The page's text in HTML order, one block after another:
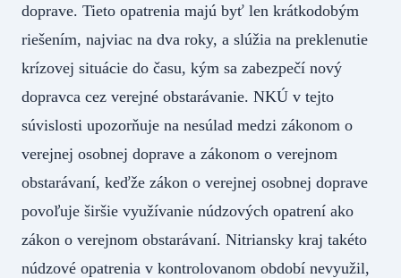
doprave. Tieto opatrenia majú byť len krátkodobým
riešením, najviac na dva roky, a slúžia na preklenutie
krízovej situácie do času, kým sa zabezpečí nový
dopravca cez verejné obstarávanie. NKÚ v tejto
súvislosti upozorňuje na nesúlad medzi zákonom o
verejnej osobnej doprave a zákonom o verejnom
obstarávaní, keďže zákon o verejnej osobnej doprave
povoľuje širšie využívanie núdzových opatrení ako
zákon o verejnom obstarávaní. Nitriansky kraj takéto
núdzové opatrenia v kontrolovanom období nevyužil,